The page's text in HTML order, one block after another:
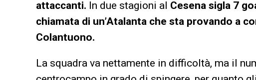
attaccanti. In due stagioni al Cesena sigla 7
chiamata di un’Atalanta che sta provando a
Colantuono.
La squadra va nettamente in difficoltà, ma il